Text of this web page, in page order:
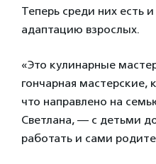
Теперь среди них есть
адаптацию взрослых.
«Это кулинарные
гончарная мастерские,
что направлено на
Светлана, — с детьми
работать и сами